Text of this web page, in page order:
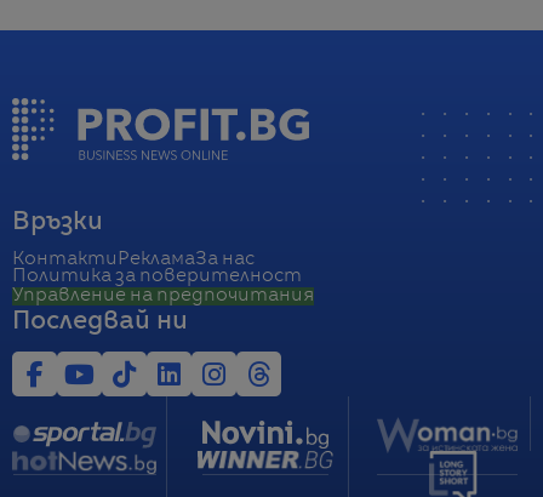
Връзки
Контакти РекламаЗа нас
Политика за поверителност
Управление на предпочитания
Последвай ни